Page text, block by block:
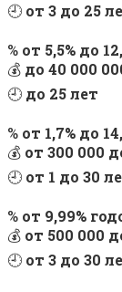
🕘 от 3 до 25
% от 5,5% до
💰 до 40 000
🕘 до 25 лет
% от 1,7% до
💰 от 300 000
🕘 от 1 до 30
% от 9,99%
💰 от 500 000
🕘 от 3 до 30